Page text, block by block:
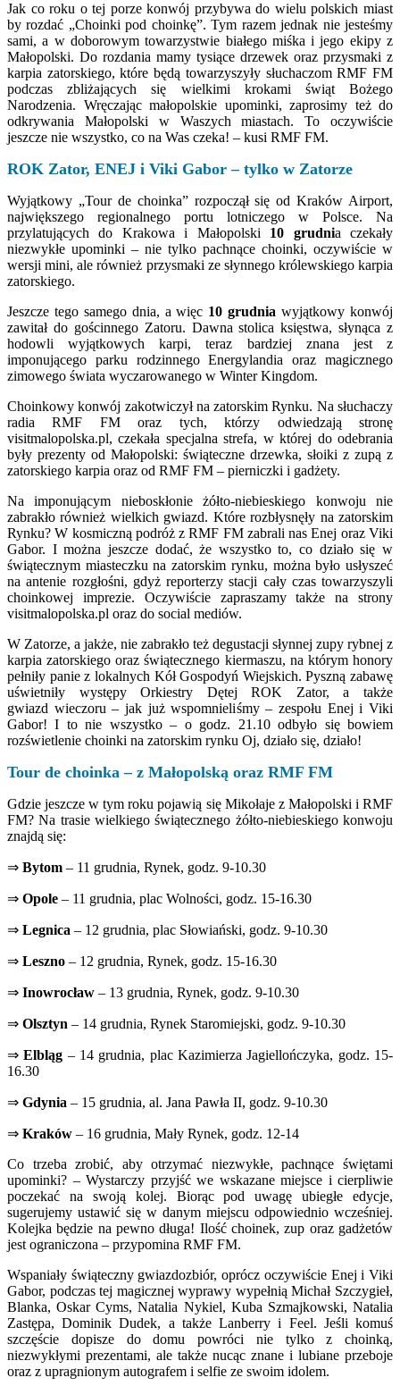
Jak co roku o tej porze konwój przybywa do wielu polskich miast
by rozdać „Choinki pod choinkę”. Tym razem jednak nie jesteśmy
sami, a w doborowym towarzystwie białego miśka i jego ekipy z
Małopolski. Do rozdania mamy tysiące drzewek oraz przysmaki z
karpia zatorskiego, które będą towarzyszyły słuchaczom RMF FM
podczas zbliżających się wielkimi krokami świąt Bożego
Narodzenia. Wręczając małopolskie upominki, zaprosimy też do
odkrywania Małopolski w Waszych miastach. To oczywiście
jeszcze nie wszystko, co na Was czeka! – kusi RMF FM.
ROK Zator, ENEJ i Viki Gabor – tylko w Zatorze
Wyjątkowy „Tour de choinka” rozpoczął się od Kraków Airport,
największego regionalnego portu lotniczego w Polsce. Na
przylatujących do Krakowa i Małopolski 10 grudnia czekały
niezwykłe upominki – nie tylko pachnące choinki, oczywiście w
wersji mini, ale również przysmaki ze słynnego królewskiego karpia
zatorskiego.
Jeszcze tego samego dnia, a więc 10 grudnia wyjątkowy konwój
zawitał do gościnnego Zatoru. Dawna stolica księstwa, słynąca z
hodowli wyjątkowych karpi, teraz bardziej znana jest z
imponującego parku rodzinnego Energylandia oraz magicznego
zimowego świata wyczarowanego w Winter Kingdom.
Choinkowy konwój zakotwiczył na zatorskim Rynku. Na słuchaczy
radia RMF FM oraz tych, którzy odwiedzają stronę
visitmalopolska.pl, czekała specjalna strefa, w której do odebrania
były prezenty od Małopolski: świąteczne drzewka, słoiki z zupą z
zatorskiego karpia oraz od RMF FM – pierniczki i gadżety.
Na imponującym nieboskłonie żółto-niebieskiego konwoju nie
zabrakło również wielkich gwiazd. Które rozbłysnęły na zatorskim
Rynku? W kosmiczną podróż z RMF FM zabrali nas Enej oraz Viki
Gabor. I można jeszcze dodać, że wszystko to, co działo się w
świątecznym miasteczku na zatorskim rynku, można było usłyszeć
na antenie rozgłośni, gdyż reporterzy stacji cały czas towarzyszyli
choinkowej imprezie. Oczywiście zapraszamy także na strony
visitmalopolska.pl oraz do social mediów.
W Zatorze, a jakże, nie zabrakło też degustacji słynnej zupy rybnej z
karpia zatorskiego oraz świątecznego kiermaszu, na którym honory
pełniły panie z lokalnych Kół Gospodyń Wiejskich. Pyszną zabawę
uświetniły występy Orkiestry Dętej ROK Zator, a także
gwiazd wieczoru – jak już wspomnieliśmy – zespołu Enej i Viki
Gabor! I to nie wszystko – o godz. 21.10 odbyło się bowiem
rozświetlenie choinki na zatorskim rynku Oj, działo się, działo!
Tour de choinka – z Małopolską oraz RMF FM
Gdzie jeszcze w tym roku pojawią się Mikołaje z Małopolski i RMF
FM? Na trasie wielkiego świątecznego żółto-niebieskiego konwoju
znajdą się:
⇒ Bytom – 11 grudnia, Rynek, godz. 9-10.30
⇒ Opole – 11 grudnia, plac Wolności, godz. 15-16.30
⇒ Legnica – 12 grudnia, plac Słowiański, godz. 9-10.30
⇒ Leszno – 12 grudnia, Rynek, godz. 15-16.30
⇒ Inowrocław – 13 grudnia, Rynek, godz. 9-10.30
⇒ Olsztyn – 14 grudnia, Rynek Staromiejski, godz. 9-10.30
⇒Elbląg – 14 grudnia, plac Kazimierza Jagiellończyka, godz. 15-
16.30
⇒ Gdynia – 15 grudnia, al. Jana Pawła II, godz. 9-10.30
⇒ Kraków – 16 grudnia, Mały Rynek, godz. 12-14
Co trzeba zrobić, aby otrzymać niezwykłe, pachnące świętami
upominki? – Wystarczy przyjść we wskazane miejsce i cierpliwie
poczekać na swoją kolej. Biorąc pod uwagę ubiegłe edycje,
sugerujemy ustawić się w danym miejscu odpowiednio wcześniej.
Kolejka będzie na pewno długa! Ilość choinek, zup oraz gadżetów
jest ograniczona – przypomina RMF FM.
Wspaniały świąteczny gwiazdozbiór, oprócz oczywiście Enej i Viki
Gabor, podczas tej magicznej wyprawy wypełnią Michał Szczygieł,
Blanka, Oskar Cyms, Natalia Nykiel, Kuba Szmajkowski, Natalia
Zastępa, Dominik Dudek, a także Lanberry i Feel. Jeśli komuś
szczęście dopisze do domu powróci nie tylko z choinką,
niezwykłymi prezentami, ale także nucąc znane i lubiane przeboje
oraz z upragnionym autografem i selfie ze swoim idolem.